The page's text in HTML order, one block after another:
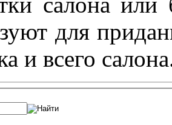
для
и всего